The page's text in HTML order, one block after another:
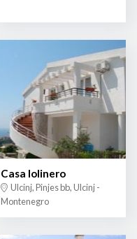
Casa lolinero
Ulcinj, Pinjes bb, Ulcinj -
Montenegro